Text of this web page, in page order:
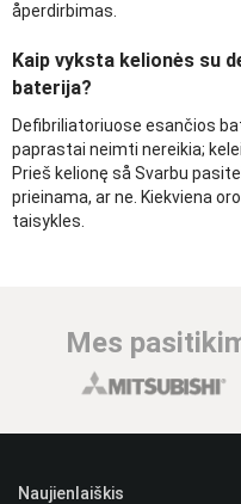
åperdirbimas.
Kaip vyksta kelionės su
baterija?
Defibriliatoriuose esančios
paprastai neimti nereikia;
Prieš kelionę så Svarbu
prieinama, ar ne. Kiekviena
taisykles.
Mes
Naujienlaiškis